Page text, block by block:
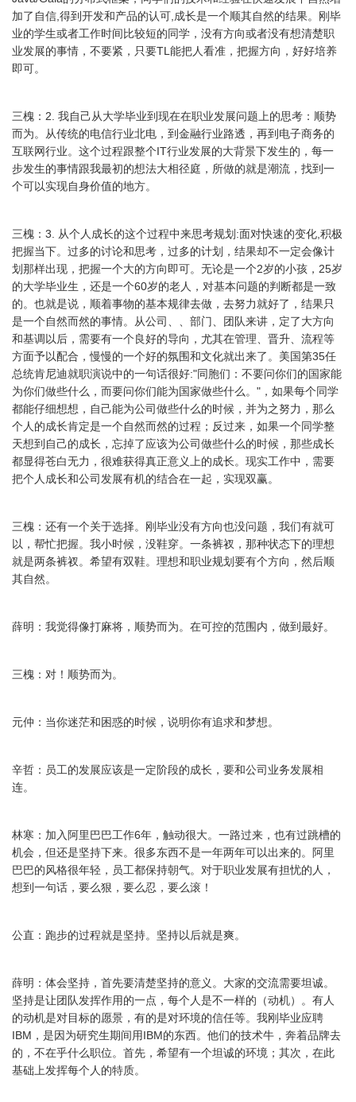
加了自信,得到开发和产品的认可,成长是一个顺其自然的结果。刚毕
业的学生或者工作时间比较短的同学，没有方向或者没有想清楚职
业发展的事情，不要紧，只要TL能把人看准，把握方向，好好培养
即可。
三槐：2. 我自己从大学毕业到现在在职业发展问题上的思考：顺势
而为。从传统的电信行业北电，到金融行业路透，再到电子商务的
互联网行业。这个过程跟整个IT行业发展的大背景下发生的，每一
步发生的事情跟我最初的想法大相径庭，所做的就是潮流，找到一
个可以实现自身价值的地方。
三槐：3. 从个人成长的这个过程中来思考规划:面对快速的变化,积极
把握当下。过多的讨论和思考，过多的计划，结果却不一定会像计
划那样出现，把握一个大的方向即可。无论是一个2岁的小孩，25岁
的大学毕业生，还是一个60岁的老人，对基本问题的判断都是一致
的。也就是说，顺着事物的基本规律去做，去努力就好了，结果只
是一个自然而然的事情。从公司、、部门、团队来讲，定了大方向
和基调以后，需要有一个良好的导向，尤其在管理、晋升、流程等
方面予以配合，慢慢的一个好的氛围和文化就出来了。美国第35任
总统肯尼迪就职演说中的一句话很好:"同胞们：不要问你们的国家能
为你们做些什么，而要问你们能为国家做些什么。"，如果每个同学
都能仔细想想，自己能为公司做些什么的时候，并为之努力，那么
个人的成长肯定是一个自然而然的过程；反过来，如果一个同学整
天想到自己的成长，忘掉了应该为公司做些什么的时候，那些成长
都显得苍白无力，很难获得真正意义上的成长。现实工作中，需要
把个人成长和公司发展有机的结合在一起，实现双赢。
三槐：还有一个关于选择。刚毕业没有方向也没问题，我们有就可
以，帮忙把握。我小时候，没鞋穿。一条裤衩，那种状态下的理想
就是两条裤衩。希望有双鞋。理想和职业规划要有个方向，然后顺
其自然。
薛明：我觉得像打麻将，顺势而为。在可控的范围内，做到最好。
三槐：对！顺势而为。
元仲：当你迷茫和困惑的时候，说明你有追求和梦想。
辛哲：员工的发展应该是一定阶段的成长，要和公司业务发展相
连。
林寒：加入阿里巴巴工作6年，触动很大。一路过来，也有过跳槽的
机会，但还是坚持下来。很多东西不是一年两年可以出来的。阿里
巴巴的风格很年轻，员工都保持朝气。对于职业发展有担忧的人，
想到一句话，要么狠，要么忍，要么滚！
公直：跑步的过程就是坚持。坚持以后就是爽。
薛明：体会坚持，首先要清楚坚持的意义。大家的交流需要坦诚。
坚持是让团队发挥作用的一点，每个人是不一样的（动机）。有人
的动机是对目标的愿景，有的是对环境的信任等。我刚毕业应聘
IBM，是因为研究生期间用IBM的东西。他们的技术牛，奔着品牌去
的，不在乎什么职位。首先，希望有一个坦诚的环境；其次，在此
基础上发挥每个人的特质。